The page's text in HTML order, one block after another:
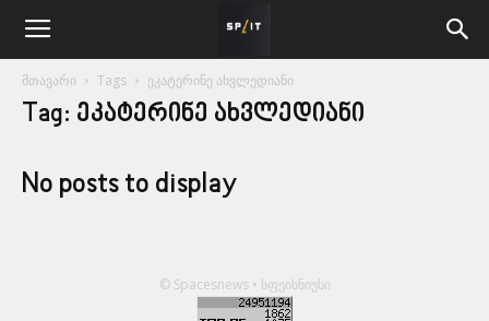
მთავარი Tags ეკატერინე ახვლედიანი
Tag: ეკატერინე ახვლედიანი
No posts to display
© Spacesnews • სფეისნიუსი